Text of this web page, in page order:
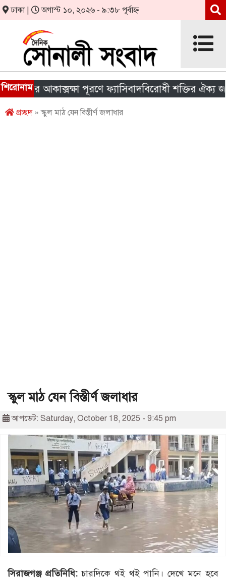
ঢাকা | অগাস্ট ১০, ২০২৬ - ৯:৩৮ পূর্বাহ্ন
শিরোনাম
আকাক্সক্ষা পূরণে ফ্যাসিবাদবিরোধী শক্তির ঐক্য জরুরি
প্রচ্ছদ» স্কুল মাঠ যেন বিস্তীর্ণ জলাধার
স্কুল মাঠ যেন বিস্তীর্ণ জলাধার
আপডেট: Saturday, October 18, 2025 - 9:45 pm
সিরাজগঞ্জ প্রতিনিধি:চারদিকে থই থই পানি। দেখে মনে হবে